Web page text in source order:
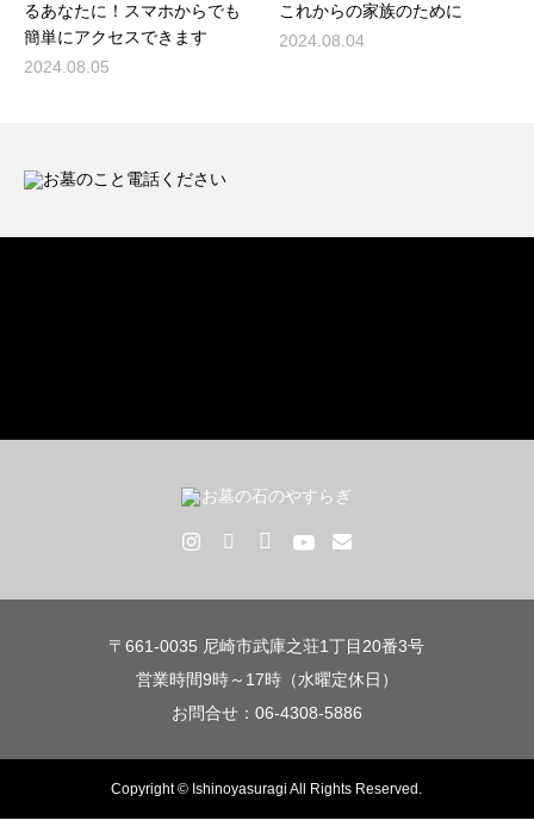
るあなたに！スマホからでも
簡単にアクセスできます
2024.08.05
これからの家族のために
2024.08.04
〒661-0035 尼崎市武庫之荘1丁目20番3号
営業時間9時～17時（水曜定休日）
お問合せ：06-4308-5886
Copyright © Ishinoyasuragi All Rights Reserved.